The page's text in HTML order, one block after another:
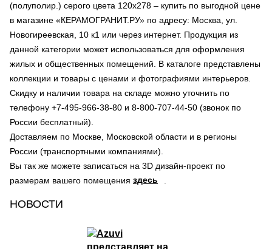
(полуполир.) серого цвета 120х278 – купить по выгодной цене
в магазине «КЕРАМОГРАНИТ.РУ» по адресу: Москва, ул.
Новогиреевская, 10 к1 или через интернет. Продукция из
данной категории может использоваться для оформления
жилых и общественных помещений. В каталоге представлены
коллекции и товары с ценами и фотографиями интерьеров.
Скидку и наличии товара на складе можно уточнить по
телефону +7-495-966-38-80 и 8-800-707-44-50 (звонок по
России бесплатный).
Доставляем по Москве, Московской области и в регионы
России (транспортными компаниями).
Вы так же можете записаться на 3D дизайн-проект по
размерам вашего помещения здесь
НОВОСТИ